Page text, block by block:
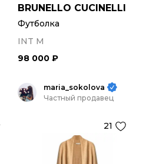
BRUNELLO CUCINELLI
Футболка
INT M
98 000 ₽
maria_sokolova
Частный продавец
21